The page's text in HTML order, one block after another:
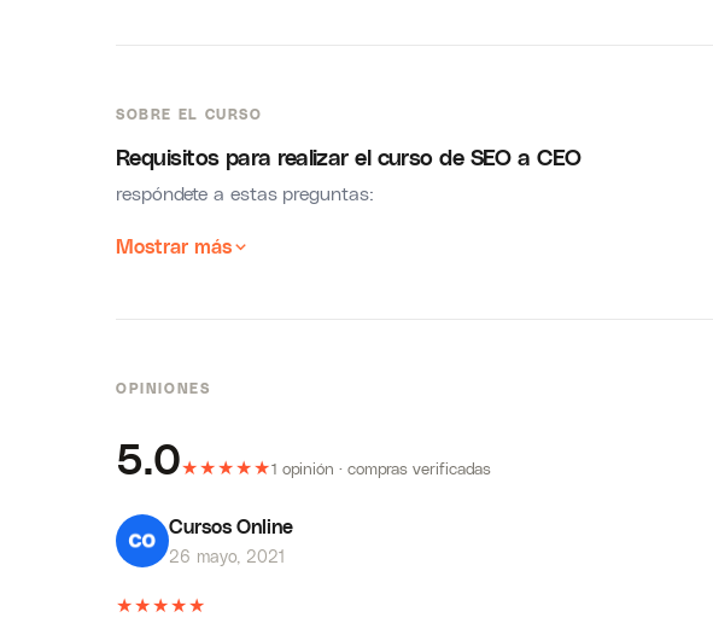
SOBRE EL CURSO
Requisitos para realizar el curso de SEO a CEO
respóndete a estas preguntas:
Mostrar más
OPINIONES
5.0★★★★★1 opinión · compras verificadas
Cursos Online
26 mayo, 2021
★★★★★